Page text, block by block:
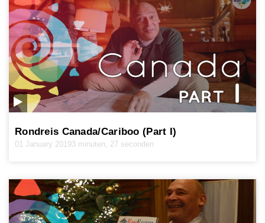
Rondreis Canada/Cariboo (Part I)
01 January 20193 minuten, 27 seconden